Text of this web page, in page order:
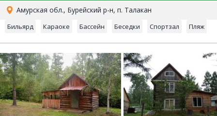
Амурская обл., Бурейский р-н, п. Талакан
Бильярд Караоке Бассейн Беседки Спортзал Пляж